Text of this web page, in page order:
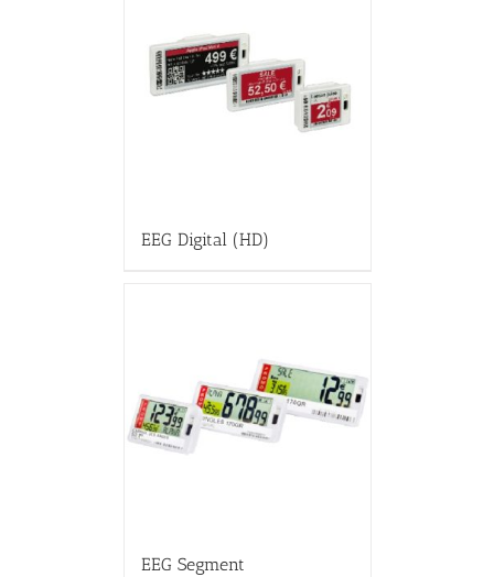
EEG Digital (HD)
EEG Segment